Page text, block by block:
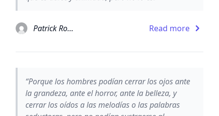
Patrick Rothfuss Read more
“Porque los hombres podían cerrar los ojos ante
la grandeza, ante el horror, ante la belleza, y
cerrar los oídos a las melodías o las palabras